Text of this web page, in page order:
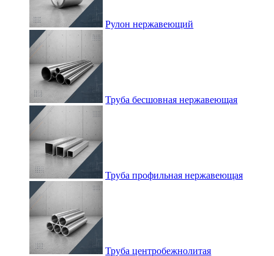
Рулон нержавеющий
Труба бесшовная нержавеющая
Труба профильная нержавеющая
Труба центробежнолитая